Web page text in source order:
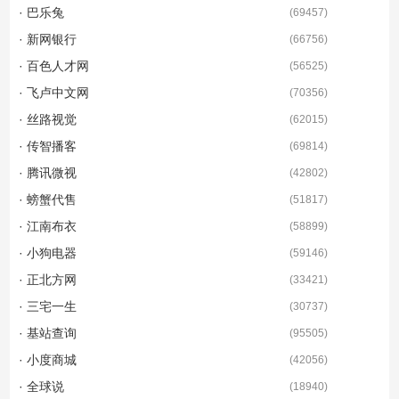
· 巴乐兔 (69457)
· 新网银行 (66756)
· 百色人才网 (56525)
· 飞卢中文网 (70356)
· 丝路视觉 (62015)
· 传智播客 (69814)
· 腾讯微视 (42802)
· 螃蟹代售 (51817)
· 江南布衣 (58899)
· 小狗电器 (59146)
· 正北方网 (33421)
· 三宅一生 (30737)
· 基站查询 (95505)
· 小度商城 (42056)
· 全球说 (18940)